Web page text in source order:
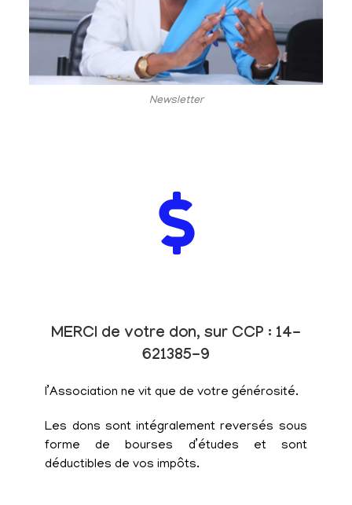
Newsletter
MERCI de votre don, sur CCP : 14-
621385-9
l’Association ne vit que de votre générosité.
Les dons sont intégralement reversés sous
forme de bourses d’études et sont
déductibles de vos impôts.